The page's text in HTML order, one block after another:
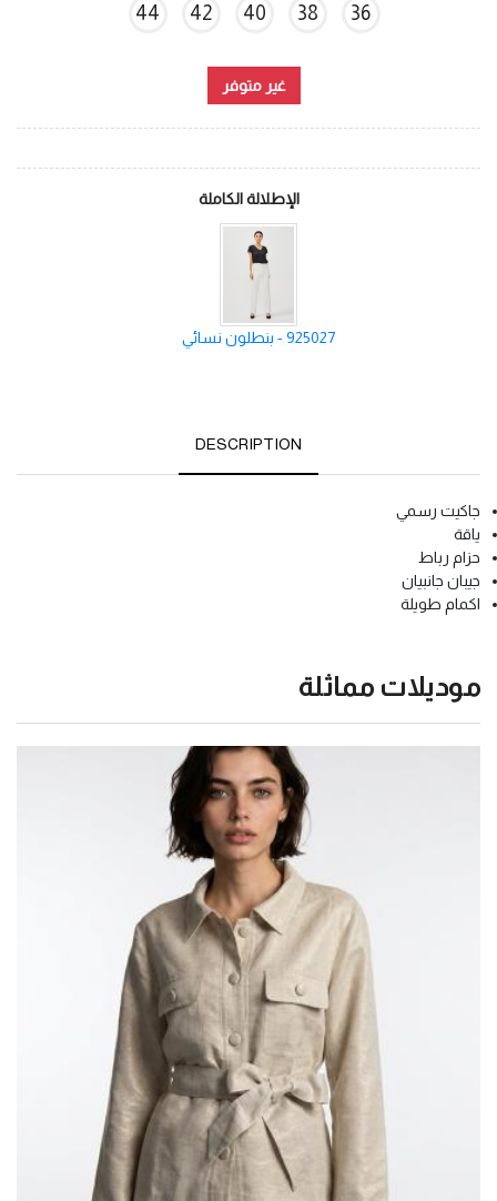
36
38
40
42
44
غير متوفر
الإطلالة الكاملة
925027 - بنطلون نسائي
DESCRIPTION
جاكيت رسمي
ياقة
حزام رباط
جيبان جانبيان
اكمام طويلة
موديلات مماثلة